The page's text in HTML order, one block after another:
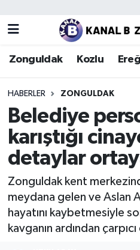
Zonguldak Kozlu
HABERLER ZONGULDAK
Belediye
karıştığı
detaylar
Zonguldak kent
meydana gelen ve Aslan
hayatını kaybetmesiyle
kavganın ardından
Zonguldak
Kozlu
Ereğli
Çaycuma
Alaplı
Devrek
Gökçebey
Zonguldak Nöbetçi
Zonguldak Hava
Zonguldak Trafik
Puan Durumu ve
Tüm Manşetler
Son Dakika Haberleri
Haber Arşivi